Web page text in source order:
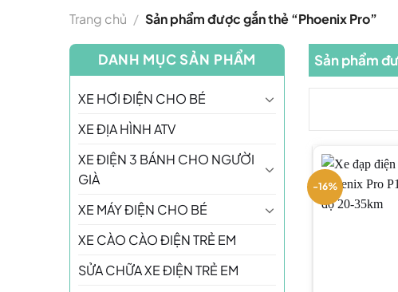
Trang chủ / Sản phẩm được gắn thẻ “Phoenix Pro”
DANH MỤC SẢN PHẨM
XE HƠI ĐIỆN CHO BÉ
XE ĐỊA HÌNH ATV
XE ĐIỆN 3 BÁNH CHO NGƯỜI
GIÀ
XE MÁY ĐIỆN CHO BÉ
XE CÀO CÀO ĐIỆN TRẺ EM
SỬA CHỮA XE ĐIỆN TRẺ EM
Sản phẩm
-16%